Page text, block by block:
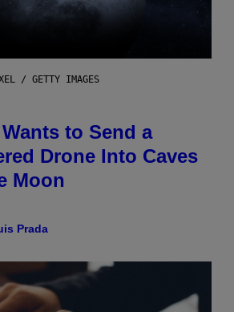
/ GETTY IMAGES
to Send a
Drone Into Caves
Moon
Prada